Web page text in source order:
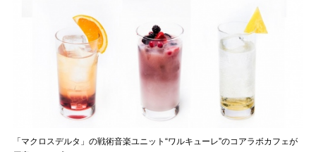
「マクロスデルタ」の戦術音楽ユニット“ワルキューレ”のコアラボカフェが